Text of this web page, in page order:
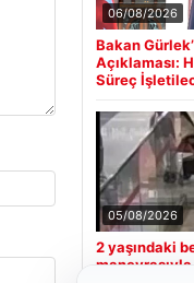
06/08/2026
Bakan
Açıklaması:
Süreç
05/08/2026
2 yaşındaki